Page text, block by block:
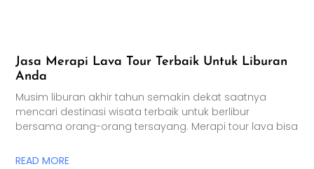
Jasa Merapi Lava Tour Terbaik Untuk Liburan
Anda
Musim liburan akhir tahun semakin dekat saatnya
mencari destinasi wisata terbaik untuk berlibur
bersama orang-orang tersayang. Merapi tour lava bisa
READ MORE